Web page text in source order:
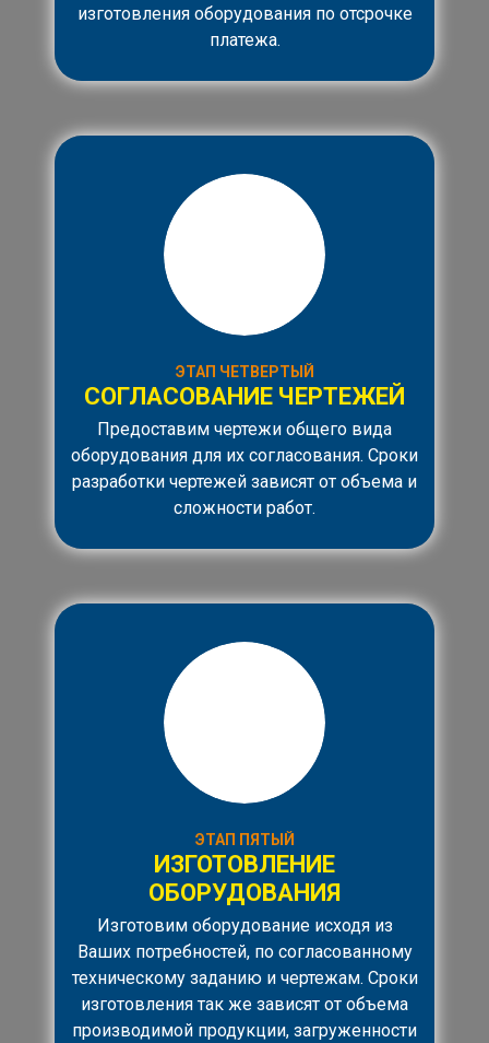
изготовления оборудования по отсрочке
платежа.
ЭТАП ЧЕТВЕРТЫЙ
СОГЛАСОВАНИЕ ЧЕРТЕЖЕЙ
Предоставим чертежи общего вида
оборудования для их согласования. Сроки
разработки чертежей зависят от объема и
сложности работ.
ЭТАП ПЯТЫЙ
ИЗГОТОВЛЕНИЕ
ОБОРУДОВАНИЯ
Изготовим оборудование исходя из
Ваших потребностей, по согласованному
техническому заданию и чертежам. Сроки
изготовления так же зависят от объема
производимой продукции, загруженности